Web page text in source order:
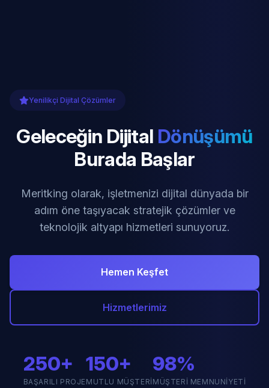
Yenilikçi Dijital Çözümler
Geleceğin Dijital Dönüşümü
Burada Başlar
Meritking olarak, işletmenizi dijital dünyada bir
adım öne taşıyacak stratejik çözümler ve
teknolojik altyapı hizmetleri sunuyoruz.
Hemen Keşfet
Hizmetlerimiz
250+
BAŞARILI PROJE
150+
MUTLU MÜŞTERI
98%
MÜŞTERI MEMNUNIYETI